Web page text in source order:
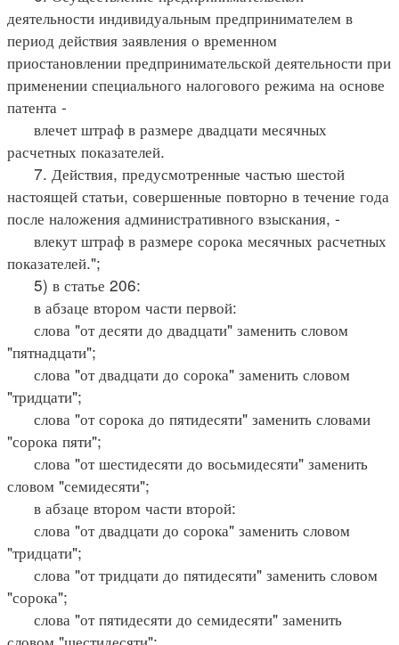
деятельности индивидуальным предпринимателем в
период действия заявления о временном
приостановлении предпринимательской деятельности при
применении специального налогового режима на основе
патента -
влечет штраф в размере двадцати месячных
расчетных показателей.
7. Действия, предусмотренные частью шестой
настоящей статьи, совершенные повторно в течение года
после наложения административного взыскания, -
влекут штраф в размере сорока месячных расчетных
показателей.";
5) в статье 206:
в абзаце втором части первой:
слова "от десяти до двадцати" заменить словом
"пятнадцати";
слова "от двадцати до сорока" заменить словом
"тридцати";
слова "от сорока до пятидесяти" заменить словами
"сорока пяти";
слова "от шестидесяти до восьмидесяти" заменить
словом "семидесяти";
в абзаце втором части второй:
слова "от двадцати до сорока" заменить словом
"тридцати";
слова "от тридцати до пятидесяти" заменить словом
"сорока";
слова "от пятидесяти до семидесяти" заменить